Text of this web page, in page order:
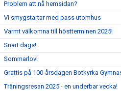
Problem att nå hemsidan?
Vi smygstartar med pass utomhus
Varmt välkomna till höstterminen 2025!
Snart dags!
Sommarlov!
Grattis på 100-årsdagen Botkyrka
Träningsresan 2025 - en underbar vecka!